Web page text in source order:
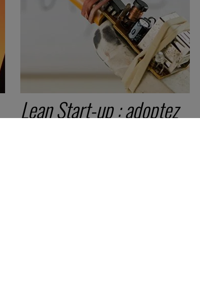
Lean Start-up : adoptez